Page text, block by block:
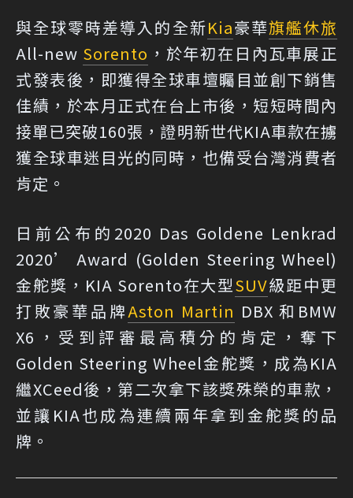
與全球零時差導入的全新Kia豪華旗艦休旅
All-new Sorento ，於年初在日內瓦車展正
式發表後，即獲得全球車壇矚目並創下銷售
佳績，於本月正式在台上市後，短短時間內
接單已突破160張，證明新世代KIA車款在擄
獲全球車迷目光的同時，也備受台灣消費者
肯定。
日前公布的2020 Das Goldene Lenkrad
2020’ Award (Golden Steering Wheel)
金舵獎，KIA Sorento在大型SUV級距中更
打敗豪華品牌Aston Martin DBX 和BMW
X6，受到評審最高積分的肯定，奪下
Golden Steering Wheel金舵獎，成為KIA
繼XCeed後，第二次拿下該獎殊榮的車款，
並讓KIA也成為連續兩年拿到金舵獎的品
牌。